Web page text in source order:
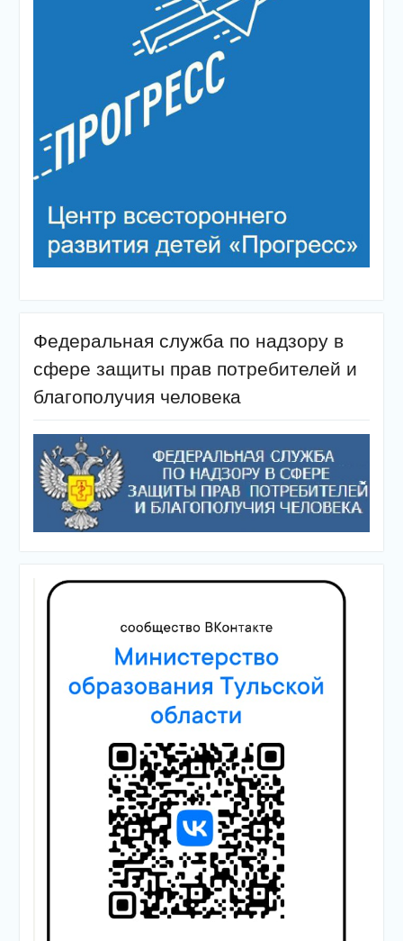
Федеральная служба по надзору в
сфере защиты прав потребителей и
благополучия человека